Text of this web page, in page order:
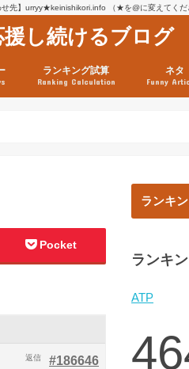
先】urryy★keinishikori.info （★を@に変えてくだ
し続けるブログ
ランキング試算
Ranking Calculation
ネタ
Funny
Pocket
#186646
返信
ランキ
ランキ
ATP